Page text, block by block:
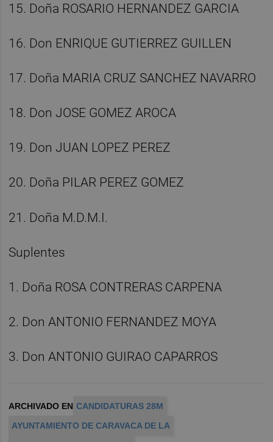
15. Doña ROSARIO HERNANDEZ GARCIA
16. Don ENRIQUE GUTIERREZ GUILLEN
17. Doña MARIA CRUZ SANCHEZ NAVARRO
18. Don JOSE GOMEZ AROCA
19. Don JUAN LOPEZ PEREZ
20. Doña PILAR PEREZ GOMEZ
21. Doña M.D.M.I.
Suplentes
1. Doña ROSA CONTRERAS CARPENA
2. Don ANTONIO FERNANDEZ MOYA
3. Don ANTONIO GUIRAO CAPARROS
ARCHIVADO EN CANDIDATURAS 28M
AYUNTAMIENTO DE CARAVACA DE LA